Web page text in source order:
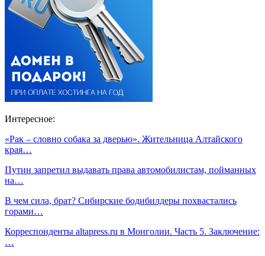
Интересное:
«Рак – словно собака за дверью». Жительница Алтайского
края…
Путин запретил выдавать права автомобилистам, пойманных
на…
В чем сила, брат? Сибирские бодибилдеры похвастались
горами…
Корреспонденты altapress.ru в Монголии. Часть 5. Заключение:
…